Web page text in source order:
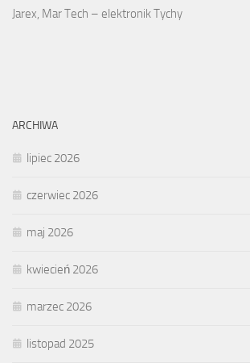
Jarex, Mar Tech – elektronik Tychy
ARCHIWA
lipiec 2026
czerwiec 2026
maj 2026
kwiecień 2026
marzec 2026
listopad 2025